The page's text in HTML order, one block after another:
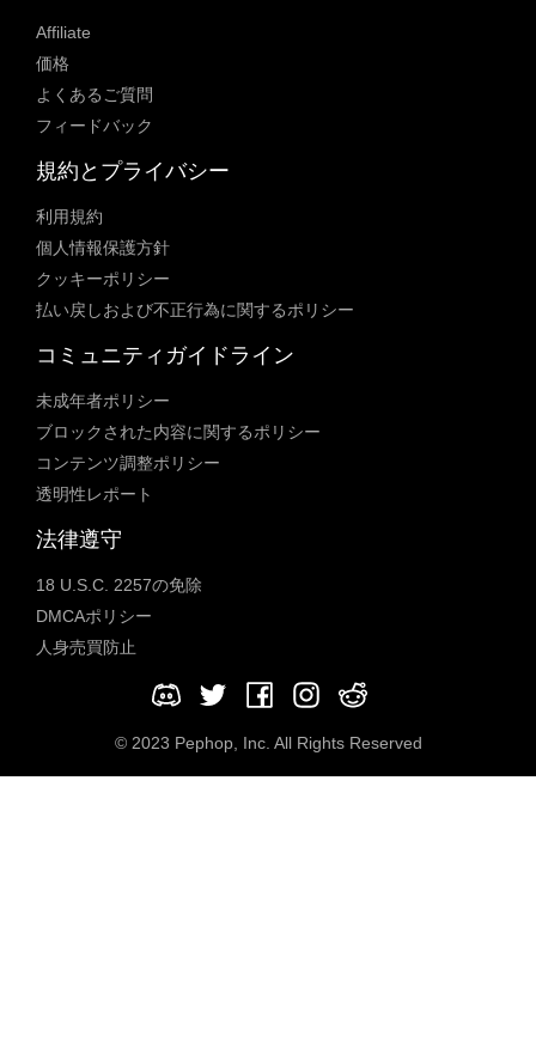
Affiliate
価格
よくあるご質問
フィードバック
規約とプライバシー
利用規約
個人情報保護方針
クッキーポリシー
払い戻しおよび不正行為に関するポリシー
コミュニティガイドライン
未成年者ポリシー
ブロックされた内容に関するポリシー
コンテンツ調整ポリシー
透明性レポート
法律遵守
18 U.S.C. 2257の免除
DMCAポリシー
人身売買防止
© 2023 Pephop, Inc. All Rights Reserved